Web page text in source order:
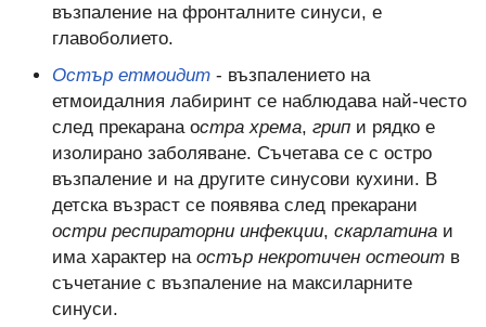
възпаление на фронталните синуси, е
главоболието.
Остър етмоидит- възпалението на
етмоидалния лабиринт се наблюдава най-често
след прекарана остра хрема, грипи рядко е
изолирано заболяване. Съчетава се с остро
възпаление и на другите синусови кухини. В
детска възраст се появява след прекарани
остри респираторни инфекции, скарлатинаи
има характер на остър некротичен остеоитв
съчетание с възпаление на максиларните
синуси.